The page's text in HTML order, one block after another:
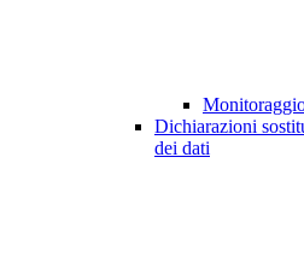
Dichiarazioni
dei dati